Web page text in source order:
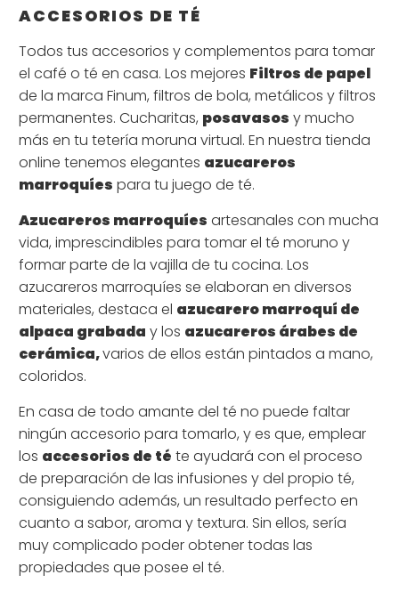
ACCESORIOS DE TÉ
Todos tus accesorios y complementos para tomar
el café o té en casa. Los mejores Filtros de papel
de la marca Finum, filtros de bola, metálicos y filtros
permanentes. Cucharitas, posavasos y mucho
más en tu tetería moruna virtual. En nuestra tienda
online tenemos elegantes azucareros
marroquíes para tu juego de té.
Azucareros marroquíes artesanales con mucha
vida, imprescindibles para tomar el té moruno y
formar parte de la vajilla de tu cocina. Los
azucareros marroquíes se elaboran en diversos
materiales, destaca el azucarero marroquí de
alpaca grabada y los azucareros árabes de
cerámica,varios de ellos están pintados a mano,
coloridos.
En casa de todo amante del té no puede faltar
ningún accesorio para tomarlo, y es que, emplear
los accesorios de té te ayudará con el proceso
de preparación de las infusiones y del propio té,
consiguiendo además, un resultado perfecto en
cuanto a sabor, aroma y textura. Sin ellos, sería
muy complicado poder obtener todas las
propiedades que posee el té.